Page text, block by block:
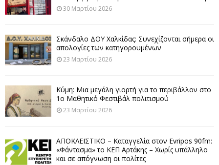
30 Μαρτίου 2026
Σκάνδαλο ΔΟΥ Χαλκίδας: Συνεχίζονται σήμερα οι
απολογίες των κατηγορουμένων
23 Μαρτίου 2026
Κύμη: Μια μεγάλη γιορτή για το περιβάλλον στο
1ο Μαθητικό Φεστιβάλ πολιτισμού
23 Μαρτίου 2026
ΑΠΟΚΛΕΙΣΤΙΚΟ – Καταγγελία στον Evripos 90fm:
«Φάντασμα» το ΚΕΠ Αρτάκης – Χωρίς υπάλληλο
και σε απόγνωση οι πολίτες